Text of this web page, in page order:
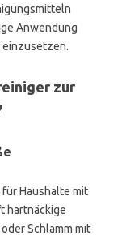
Anwendung
einzusetzen.
zur
Haushalte mit
hartnäckige
Schlamm mit